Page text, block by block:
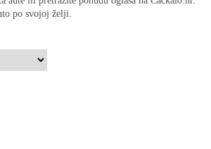
po svojoj želji.